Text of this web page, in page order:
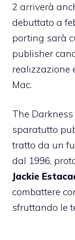
2 arriverà
debuttato a
porting sarà
publisher
realizzazione
Mac.
The Darkness
sparatutto
tratto da un
dal 1996,
Jackie
combattere
sfruttando le